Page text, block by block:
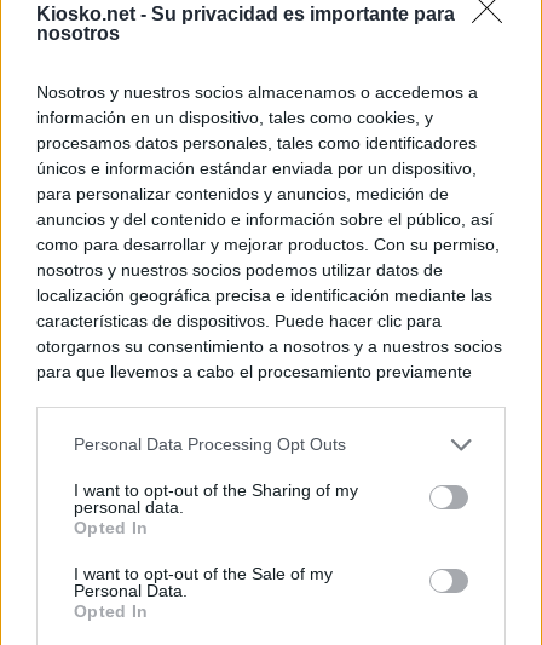
Kiosko.net - Su privacidad es importante para
nosotros
Nosotros y nuestros socios almacenamos o accedemos a
información en un dispositivo, tales como cookies, y
procesamos datos personales, tales como identificadores
únicos e información estándar enviada por un dispositivo,
para personalizar contenidos y anuncios, medición de
anuncios y del contenido e información sobre el público, así
como para desarrollar y mejorar productos. Con su permiso,
nosotros y nuestros socios podemos utilizar datos de
localización geográfica precisa e identificación mediante las
características de dispositivos. Puede hacer clic para
otorgarnos su consentimiento a nosotros y a nuestros socios
para que llevemos a cabo el procesamiento previamente
negar su consentimiento. Tenga en cuenta que algún
de su consentimiento, pero usted tiene el derecho de
rechazar tal procesamiento. Sus preferencias se aplicarán
cualquier momento entrando de nuevo en este sitio web o
visitando nuestra política de privacidad.
Personal Data Processing Opt Outs
I want to opt-out of the Sharing of my
personal data.
Opted In
I want to opt-out of the Sale of my
Personal Data.
Opted In